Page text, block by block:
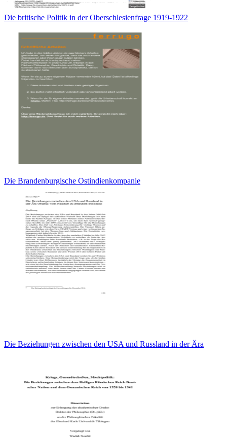
Die britische Politik in der Oberschlesienfrage 1919-1922
Die Brandenburgische Ostindienkompanie
Die Beziehungen zwischen den USA und Russland in der Ära